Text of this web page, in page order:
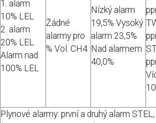
1. alarm
10% LEL
2. alarm
20% LEL
Alarm nad
100% LEL
Žádné
alarmy pro
% Vol. CH4
Nízký alarm
19,5% Vysoký
alarm 23,5%
Nad alarmem
40,0%
Plynové alarmy: první a druhý alarm